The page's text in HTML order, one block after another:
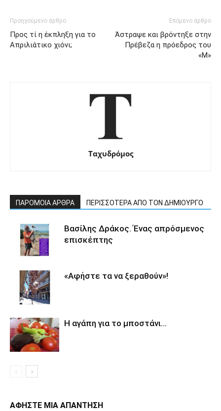
Προηγούμενο άρθρο
Προς τί η έκπληξη για το
Απριλιάτικο χιόνι;
Επόμενο άρθρο
Άστραψε και βρόντηξε στην
Πρέβεζα η πρόεδρος του
«Μ»
Ταχυδρόμος
ΠΑΡΟΜΟΙΑ ΑΡΘΡΑ ΠΕΡΙΣΣΟΤΕΡΑ ΑΠΟ ΤΟΝ ΔΗΜΙΟΥΡΓΟ
Βασίλης Δράκος. Ένας απρόσμενος
επισκέπτης
«Αφήστε τα να ξεραθούν»!
Η αγάπη για το μποστάνι…
ΑΦΗΣΤΕ ΜΙΑ ΑΠΑΝΤΗΣΗ